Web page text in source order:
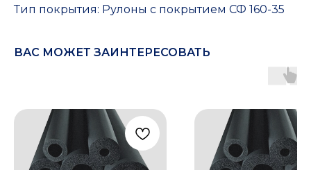
Тип покрытия: Рулоны с покрытием СФ 160-35
ВАС МОЖЕТ ЗАИНТЕРЕСОВАТЬ